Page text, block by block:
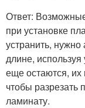
Ответ:
при установке
устранить, нужно
длине,
еще остаются, их
чтобы разрезать
ламинату.